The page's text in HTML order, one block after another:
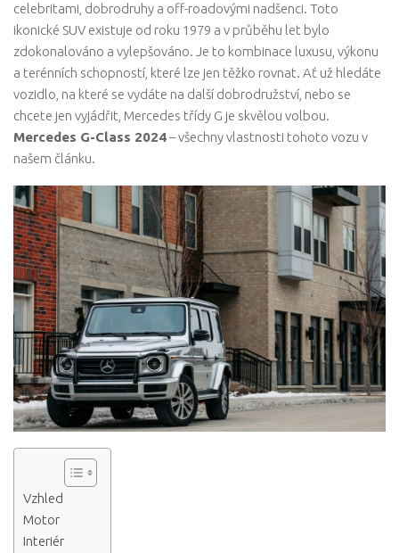
celebritami, dobrodruhy a off-roadovými nadšenci. Toto
ikonické SUV existuje od roku 1979 a v průběhu let bylo
zdokonalováno a vylepšováno. Je to kombinace luxusu, výkonu
a terénních schopností, které lze jen těžko rovnat. Ať už hledáte
vozidlo, na které se vydáte na další dobrodružství, nebo se
chcete jen vyjádřit, Mercedes třídy G je skvělou volbou.
Mercedes G-Class 2024– všechny vlastnosti tohoto vozu v
našem článku.
Vzhled
Motor
Interiér